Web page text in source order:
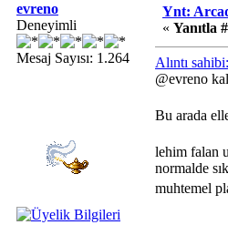
evreno
Deneyimli
Mesaj Sayısı: 1.264
Ynt:
« Yanıtla
Alıntı
@evreno
Bu arada
lehim falan
normalde
muhtemel